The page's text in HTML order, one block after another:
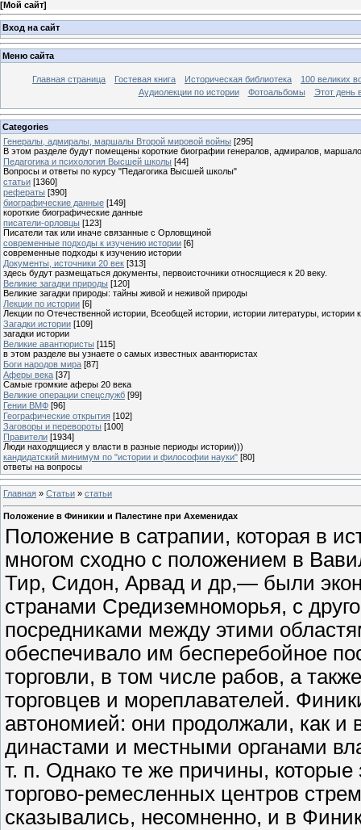
[Мой сайт]
Вход на сайт
Меню сайта
Главная страница Гостевая книга Историческая библиотека
100 великих
Аудиолекции по истории
Фотоальбомы Этот день
Categories
Генералы, адмиралы, маршалы Второй мировой войны [295]
В этом разделе будут помещены короткие биографии генералов, адмиралов,
Педагогика и психология Высшей школы [44]
Вопросы и ответы по курсу "Педагогика Высшей школы"
статьи [1360]
рефераты [390]
биографические данные [149]
короткие биографические данные
писатели-орловцы [123]
Писатели так или иначе связанные с Орловщиной
современные подходы к изучению истории [6]
современные подходы к изучению истории
Документы, источники 20 век [313]
здесь будут размещаться документы, первоисточники относящиеся к 20 веку.
Великие загадки природы [120]
Великие загадки природы: тайны живой и неживой природы
Лекции по истории [6]
Лекции по Отечественной истории, Всеобщей истории, истории литературы, истории
Загадки истории [109]
загадки истории
Великие авантюристы [115]
в этом разделе вы узнаете о самых известных авантюристах
Боги народов мира [87]
Аферы века [37]
Самые громкие аферы 20 века
Великие операции спецслужб [99]
Гении ВМФ [96]
Географические открытия [102]
Заговоры и перевороты [100]
Правители [1934]
Люди находящиеся у власти в разные периоды истории)))
кандидатский минимум по "истории и философии науки" [80]
ответы на вопросы
Главная » Статьи » статьи
Положение в Финикии и Палестине при Ахеменидах
Положение в сатрапии, которая в
многом сходно с положением в
Тир, Сидон, Арвад и др,— были
странами Средиземноморья, с
посредниками между этими
обеспечивало им бесперебойное
торговли, в том числе рабов, а
торговцев и мореплавателей.
автономией: они продолжали, как и
династами и местными органами
т. п. Однако те же причины,
торгово-ремесленных центров
сказывались, несомненно, и в